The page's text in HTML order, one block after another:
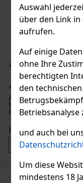
Auswahl
über den Link
aufrufen.
Auf einige
ohne Ihre
berechtigten
den
Betriebsanalyse
und auch bei
Um diese
mindestens 18
Ardbeg Anthology
AUF LAGER(2 st)
Ardbeg Anthology: The
letzte legendäre
inspiriert von einem
Legenden. Dieser
Geschichte von Be
156.20€ ohne VAT